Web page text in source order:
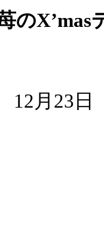
のX’mas
月23日